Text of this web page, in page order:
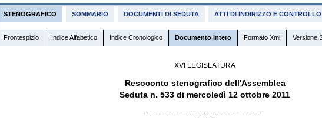
STENOGRAFICO SOMMARIO DOCUMENTI DI SEDUTA ATTI DI INDIRIZZO E CONTROLLO
Frontespizio Indice Alfabetico Indice Cronologico Documento Intero Formato Xml Versione
XVI LEGISLATURA
Resoconto stenografico dell'Assemblea
Seduta n. 533 di mercoledì 12 ottobre 2011